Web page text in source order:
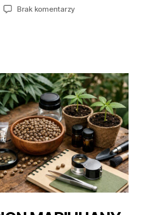
Brak komentarzy
w
kolekcji